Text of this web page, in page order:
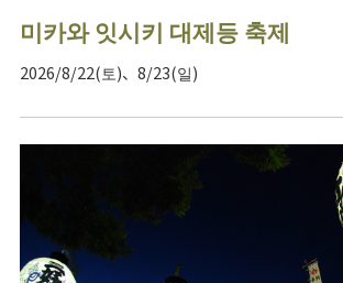
미카와 잇시키 대제등 축제
2026/8/22(토)、8/23(일)